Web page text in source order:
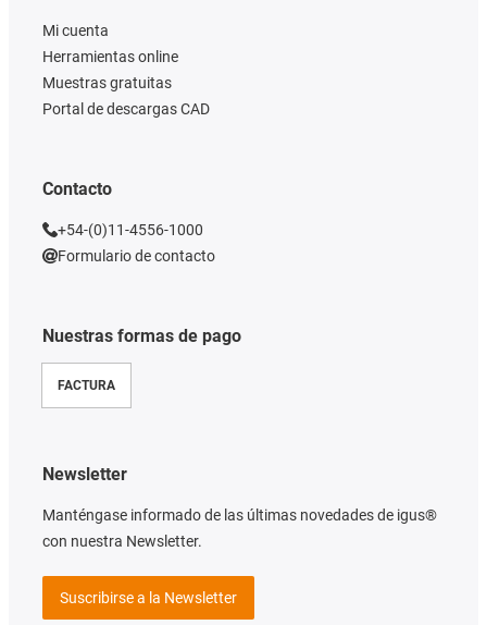
Nuestras formas de pago
FACTURA
Mi cuenta
Herramientas online
Muestras gratuitas
Portal de descargas CAD
Contacto
+54-(0)11-4556-1000
Formulario de contacto
Newsletter
Manténgase informado de las últimas novedades de igus®
con nuestra Newsletter.
Suscribirse a la Newsletter